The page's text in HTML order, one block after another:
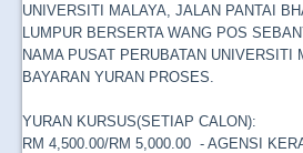
UNIVERSITI MALAYA, JALAN PANTAI
LUMPUR BERSERTA WANG POS
NAMA PUSAT PERUBATAN UNIVERSITI
BAYARAN YURAN PROSES.
YURAN KURSUS(SETIAP CALON):
RM 4,500.00/RM 5,000.00 - AGENSI